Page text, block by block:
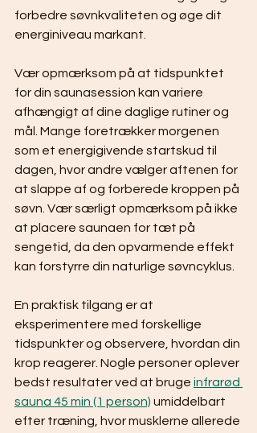
forbedre søvnkvaliteten og øge dit
energiniveau markant.
Vær opmærksom på at tidspunktet
for din saunasession kan variere
afhængigt af dine daglige rutiner og
mål. Mange foretrækker morgenen
som et energigivende startskud til
dagen, hvor andre vælger aftenen for
at slappe af og forberede kroppen på
søvn. Vær særligt opmærksom på ikke
at placere saunaen for tæt på
sengetid, da den opvarmende effekt
kan forstyrre din naturlige søvncyklus.
En praktisk tilgang er at
eksperimentere med forskellige
tidspunkter og observere, hvordan din
krop reagerer. Nogle personer oplever
bedst resultater ved at bruge infrarød
sauna 45 min (1 person) umiddelbart
efter træning, hvor musklerne allerede